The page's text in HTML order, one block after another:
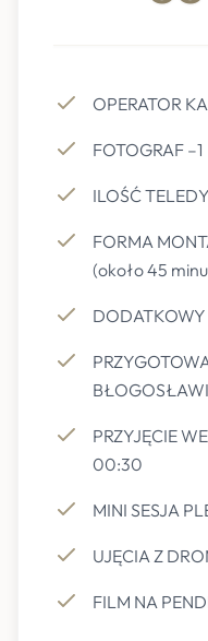
OPERATOR
FOTOGRAF –1
ILOŚĆ
FORMA
(około 45
PRZYJĘCIE
00:30
MINI SESJA
UJĘCIA Z
FILM NA